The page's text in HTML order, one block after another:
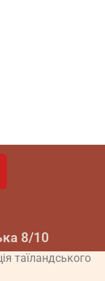
8/10
таїландського